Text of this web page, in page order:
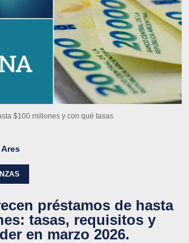
$100 millones y con qué tasas
préstamos de hasta
tasas, requisitos y
en marzo 2026.